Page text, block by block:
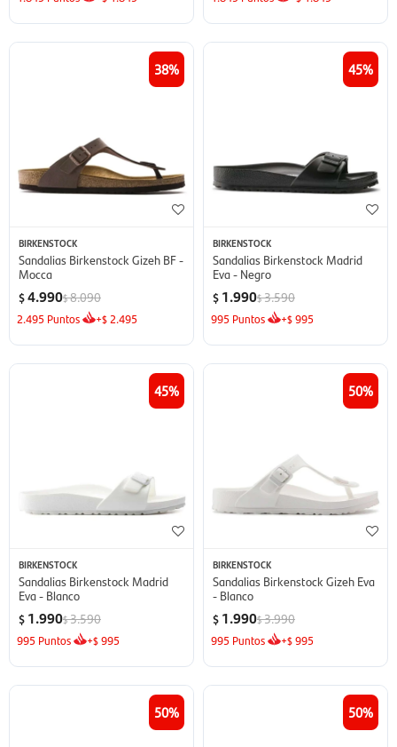
38
BIRKENSTOCK
Sandalias Birkenstock Gizeh BF -
Mocca
$4.990$8.090
2.495 Puntos +$ 2.495
45
BIRKENSTOCK
Sandalias Birkenstock Madrid
Eva - Negro
$ 1.990$3.590
995 Puntos +$995
45
BIRKENSTOCK
Sandalias Birkenstock Madrid
Eva - Blanco
$ 1.990$3.590
995 Puntos +$995
50
BIRKENSTOCK
Sandalias Birkenstock Gizeh Eva
- Blanco
$ 1.990$3.990
995 Puntos +$995
50 50